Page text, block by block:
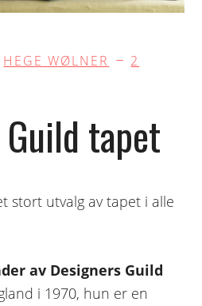
HEGE WØLNER
2
tapet
stort utvalg av tapet i alle
av Designers Guild
i 1970, hun er en